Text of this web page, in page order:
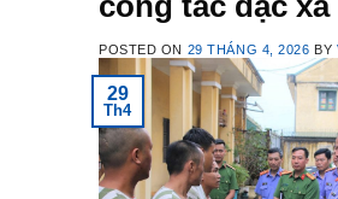
POSTED ON 29 THÁNG 4, 2026 BY
29
Th4